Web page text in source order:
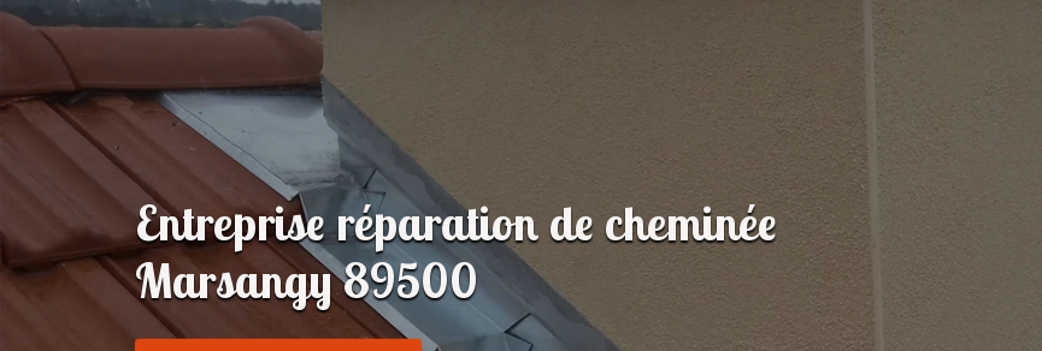
Entreprise réparation de cheminée
Marsangy 89500